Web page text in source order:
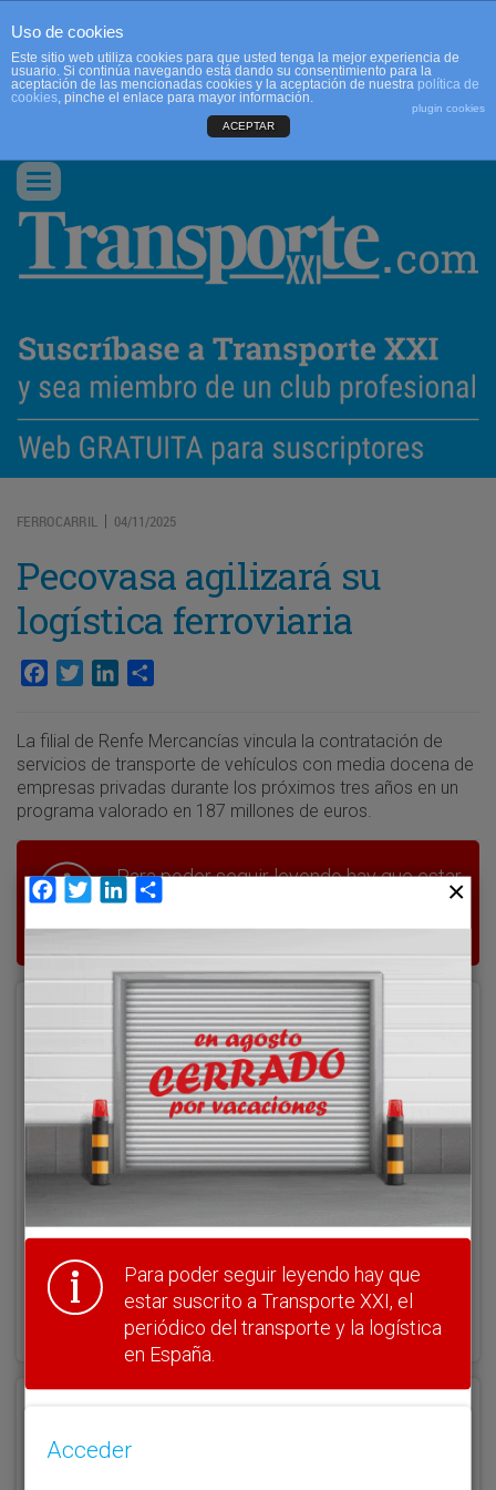
CONTACTO
Conmutar
navegación
FERROCARRIL | 04/11/2025
Pecovasa agilizará su
logística ferroviaria
Facebook
TwitterLinkedIn
La filial de Renfe Mercancías vincula la contratación de
servicios de transporte de vehículos con media docena de
empresas privadas durante los próximos tres años en un
programa valorado en 187 millones de euros.
Para poder seguir leyendo hay que estar
suscrito a Transporte XXI, el periódico
del transporte y la logística en España.
Acceder
Nombre de usuario
¿Olvidó su clave?
Haga clic aquí para recuperarla.
Uso de cookies
Este sitio web utiliza cookies para que usted tenga la mejor experiencia de
usuario. Si continúa navegando está dando su consentimiento para la
aceptación de las mencionadas cookies y la aceptación de nuestra política de
cookies, pinche el enlace para mayor información.
plugin cookies
ACEPTAR
Facebook
TwitterLinkedIn
Para poder seguir leyendo hay que
estar suscrito a Transporte XXI, el
periódico del transporte y la logística
en España.
Acceder